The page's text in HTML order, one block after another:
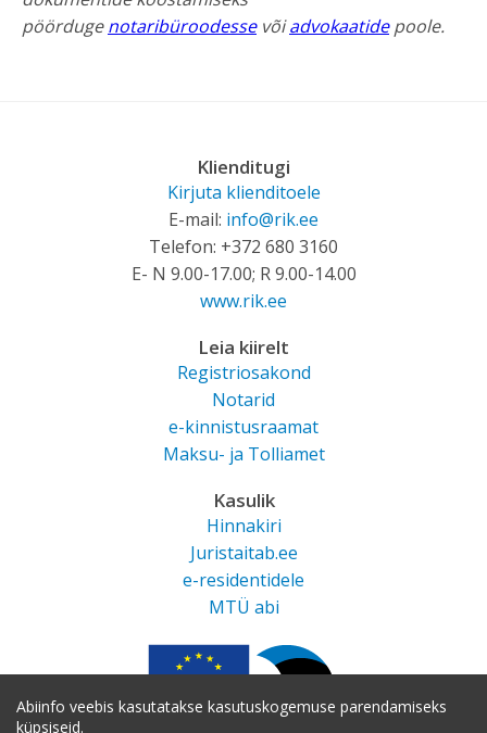
pöördugenotaribüroodesse võiadvokaatidepoole.
Klienditugi
Kirjuta klienditoele
E-mail: info@rik.ee
Telefon: +372 680 3160
E- N 9.00-17.00; R 9.00-14.00
www.rik.ee
Leia kiirelt
Registriosakond
Notarid
e-kinnistusraamat
Maksu- ja Tolliamet
Kasulik
Hinnakiri
Juristaitab.ee
e-residentidele
MTÜ abi
Abiinfo veebis kasutatakse kasutuskogemuse parendamiseks
küpsiseid.